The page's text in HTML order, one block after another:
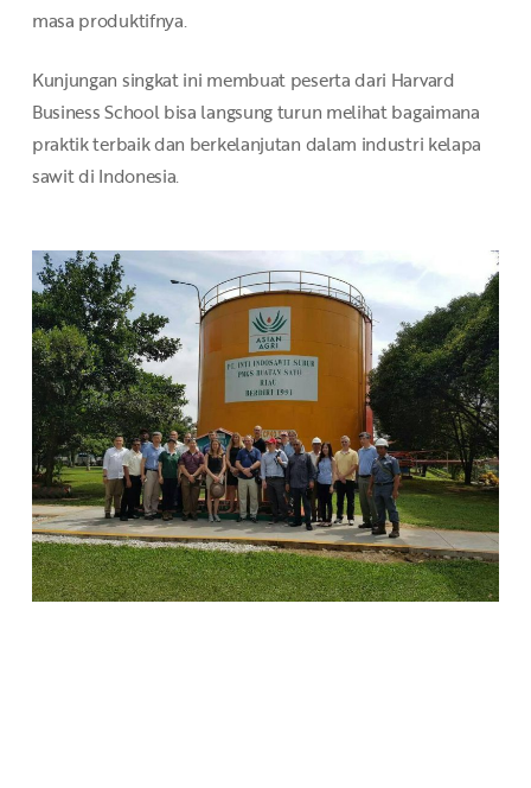
masa produktifnya.
Kunjungan singkat ini membuat peserta dari Harvard
Business School bisa langsung turun melihat bagaimana
praktik terbaik dan berkelanjutan dalam industri kelapa
sawit di Indonesia.